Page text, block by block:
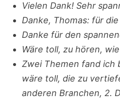
Vielen Dank! Sehr
Danke, Thomas: für
Danke für den
Wäre toll, zu hören,
Zwei Themen fand ich
wäre toll, die zu
anderen Branchen, 2.